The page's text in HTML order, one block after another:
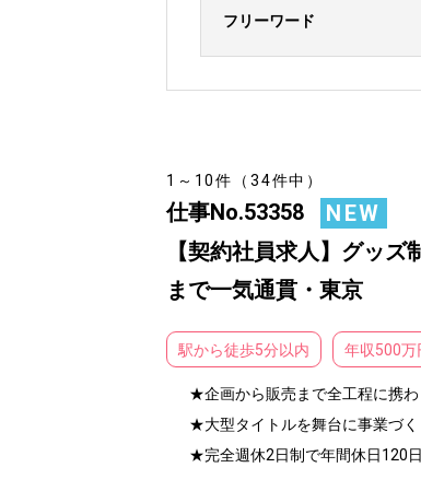
フリーワード
1～10件（34件中）
仕事No.53358
NEW
【契約社員求人】グッ
まで一気通貫・東京
駅から徒歩5分以内 年収500万
★企画から販売まで全工程に携わ
★大型タイトルを舞台に事業づく
★完全週休2日制で年間休日120